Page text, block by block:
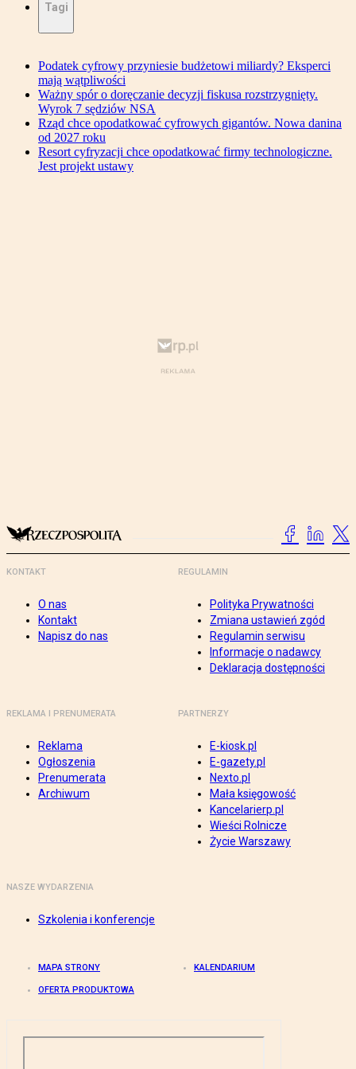
Tagi
Podatek cyfrowy przyniesie budżetowi miliardy? Eksperci
mają wątpliwości
Ważny spór o doręczanie decyzji fiskusa rozstrzygnięty.
Wyrok 7 sędziów NSA
Rząd chce opodatkować cyfrowych gigantów. Nowa danina
od 2027 roku
Resort cyfryzacji chce opodatkować firmy technologiczne.
Jest projekt ustawy
KONTAKT
O nas
Kontakt
Napisz do nas
REGULAMIN
Polityka Prywatności
Zmiana ustawień zgód
Regulamin serwisu
Informacje o nadawcy
Deklaracja dostępności
REKLAMA I PRENUMERATA
Reklama
Ogłoszenia
Prenumerata
Archiwum
PARTNERZY
E-kiosk.pl
E-gazety.pl
Nexto.pl
Mała księgowość
Kancelarierp.pl
Wieści Rolnicze
Życie Warszawy
NASZE WYDARZENIA
Szkolenia i konferencje
MAPA STRONY KALENDARIUM
OFERTA PRODUKTOWA